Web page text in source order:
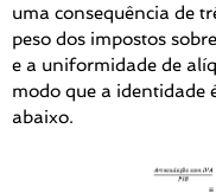
uma consequência de
peso dos impostos
e a uniformidade de
modo que a identidade
abaixo.